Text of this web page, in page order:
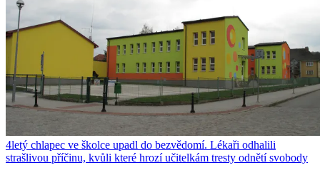
4letý chlapec ve školce upadl do bezvědomí. Lékaři odhalili
strašlivou příčinu, kvůli které hrozí učitelkám tresty odnětí svobody